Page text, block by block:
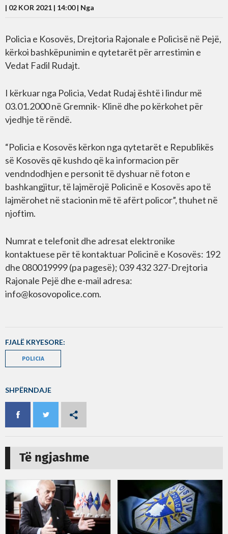
| 02 KOR 2021 | 14:00 | Nga
Policia e Kosovës, Drejtoria Rajonale e Policisë në Pejë,
kërkoi bashkëpunimin e qytetarët për arrestimin e
Vedat Fadil Rudajt.
I kërkuar nga Policia, Vedat Rudaj është i lindur më
03.01.2000 në Gremnik- Klinë dhe po kërkohet për
vjedhje të rëndë.
“Policia e Kosovës kërkon nga qytetarët e Republikës
së Kosovës që kushdo që ka informacion për
vendndodhjen e personit të dyshuar në foton e
bashkangjitur, të lajmërojë Policinë e Kosovës apo të
lajmërohet në stacionin më të afërt policor”, thuhet në
njoftim.
Numrat e telefonit dhe adresat elektronike
kontaktuese për të kontaktuar Policinë e Kosovës: 192
dhe 080019999 (pa pagesë); 039 432 327-Drejtoria
Rajonale Pejë dhe e-mail adresa:
info@kosovopolice.com.
FJALË KRYESORE:
POLICIA
SHPËRNDAJE
Të ngjashme